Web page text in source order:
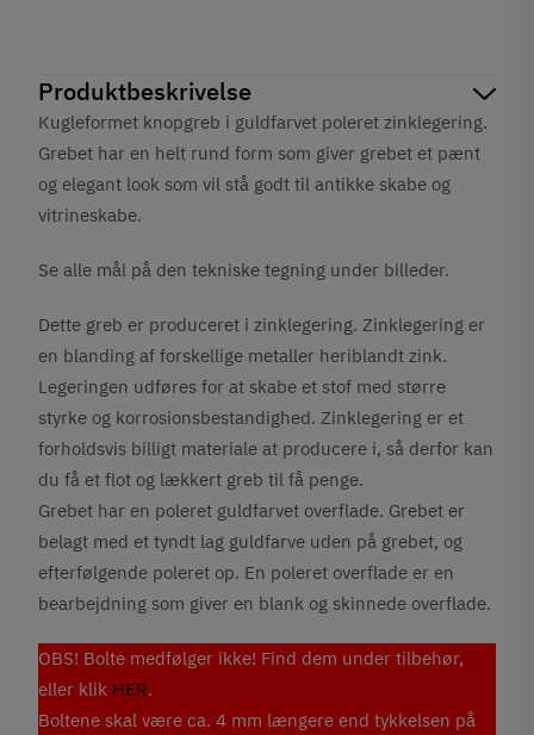
Produktbeskrivelse
Kugleformet knopgreb i guldfarvet poleret zinklegering.
Grebet har en helt rund form som giver grebet et pænt
og elegant look som vil stå godt til antikke skabe og
vitrineskabe.
Se alle mål på den tekniske tegning under billeder.
Dette greb er produceret i zinklegering. Zinklegering er
en blanding af forskellige metaller heriblandt zink.
Legeringen udføres for at skabe et stof med større
styrke og korrosionsbestandighed. Zinklegering er et
forholdsvis billigt materiale at producere i, så derfor kan
du få et flot og lækkert greb til få penge.
Grebet har en poleret guldfarvet overflade. Grebet er
belagt med et tyndt lag guldfarve uden på grebet, og
efterfølgende poleret op. En poleret overflade er en
bearbejdning som giver en blank og skinnede overflade.
OBS! Bolte medfølger ikke! Find dem under tilbehør,
eller klik HER.
Boltene skal være ca. 4 mm længere end tykkelsen på